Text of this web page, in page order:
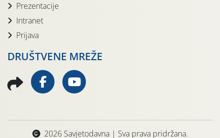
Prezentacije
Intranet
Prijava
DRUŠTVENE MREŽE
2026 Savjetodavna | Sva prava pridržana.